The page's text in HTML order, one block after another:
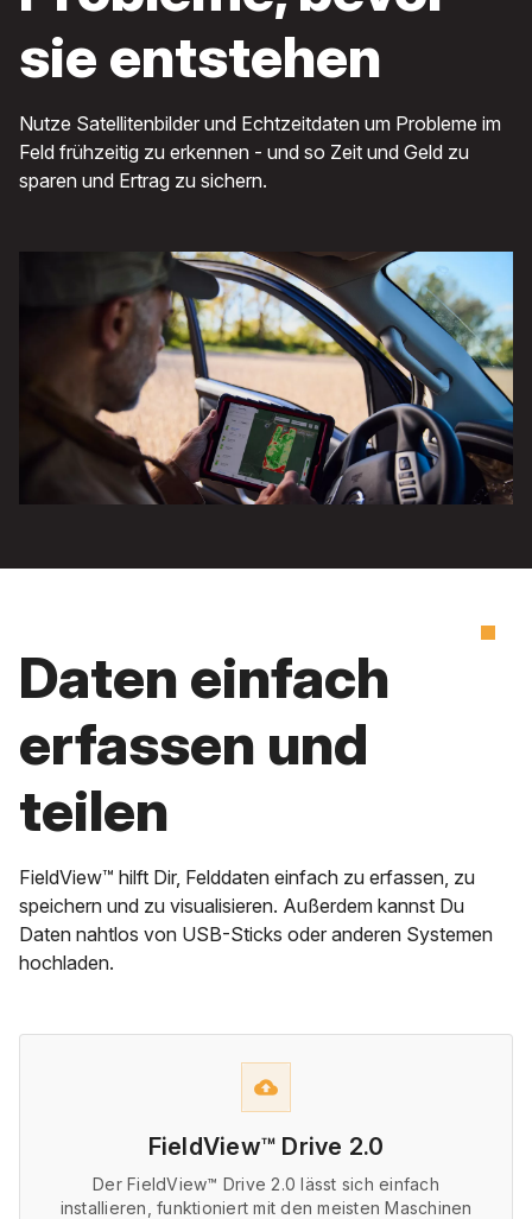
sie entstehen
Nutze Satellitenbilder und Echtzeitdaten um Probleme im
Feld frühzeitig zu erkennen - und so Zeit und Geld zu
sparen und Ertrag zu sichern.
Daten einfach
erfassen und
teilen
FieldView™ hilft Dir, Felddaten einfach zu erfassen, zu
speichern und zu visualisieren. Außerdem kannst Du
Daten nahtlos von USB-Sticks oder anderen Systemen
hochladen.
backup
FieldView™ Drive 2.0
Der FieldView™ Drive 2.0 lässt sich einfach
installieren, funktioniert mit den meisten Maschinen